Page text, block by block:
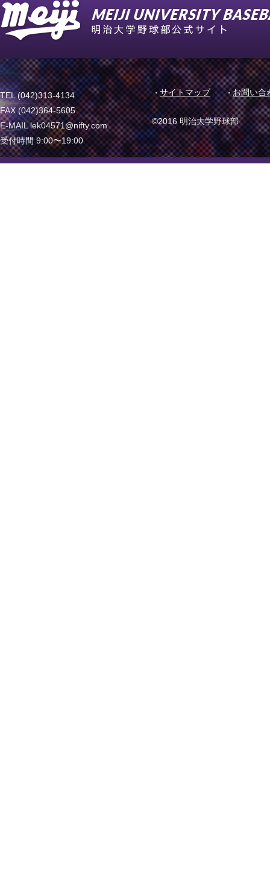
TEL (042)313-4134
FAX (042)364-5605
E-MAIL lek04571@nifty.com
受付時間 9:00〜19:00
サイトマップ お問い合
©2016 明治大学野球部